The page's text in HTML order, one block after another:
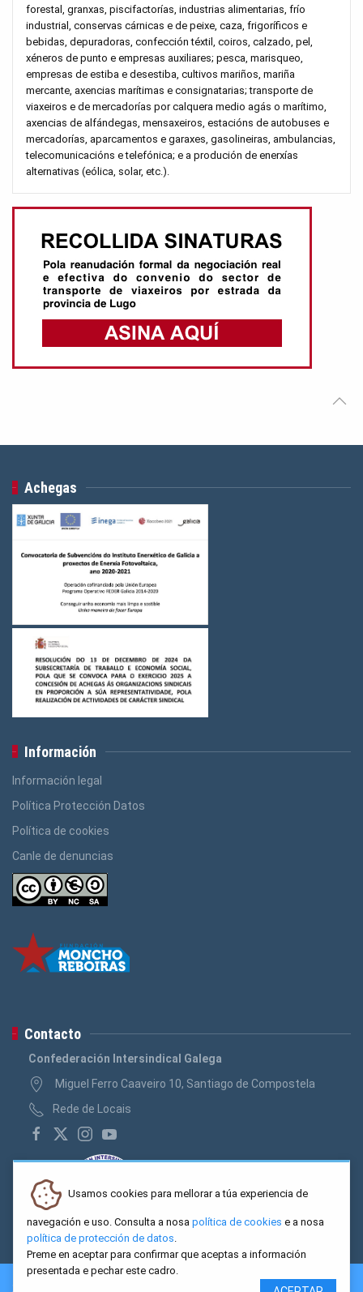
forestal, granxas, piscifactorías, industrias alimentarias, frío
industrial, conservas cárnicas e de peixe, caza, frigoríficos e
bebidas, depuradoras, confección téxtil, coiros, calzado, pel,
xéneros de punto e empresas auxiliares; pesca, marisqueo,
empresas de estiba e desestiba, cultivos mariños, mariña
mercante, axencias marítimas e consignatarias; transporte de
viaxeiros e de mercadorías por calquera medio agás o marítimo,
axencias de alfándegas, mensaxeiros, estacións de autobuses e
mercadorías, aparcamentos e garaxes, gasolineiras, ambulancias,
telecomunicacións e telefónica; e a produción de enerxías
alternativas (eólica, solar, etc.).
Achegas
Información
Información legal
Política Protección Datos
Política de cookies
Canle de denuncias
Contacto
Confederación Intersindical Galega
Miguel Ferro Caaveiro 10, Santiago de Compostela
Rede de Locais
2026 CIG. Confederación Intersindical Galega - Miguel Ferro
Usamos cookies para mellorar a túa experiencia de
navegación e uso. Consulta a nosa política de cookies e a nosa
política de protección de datos.
Preme en aceptar para confirmar que aceptas a información
presentada e pechar este cadro.